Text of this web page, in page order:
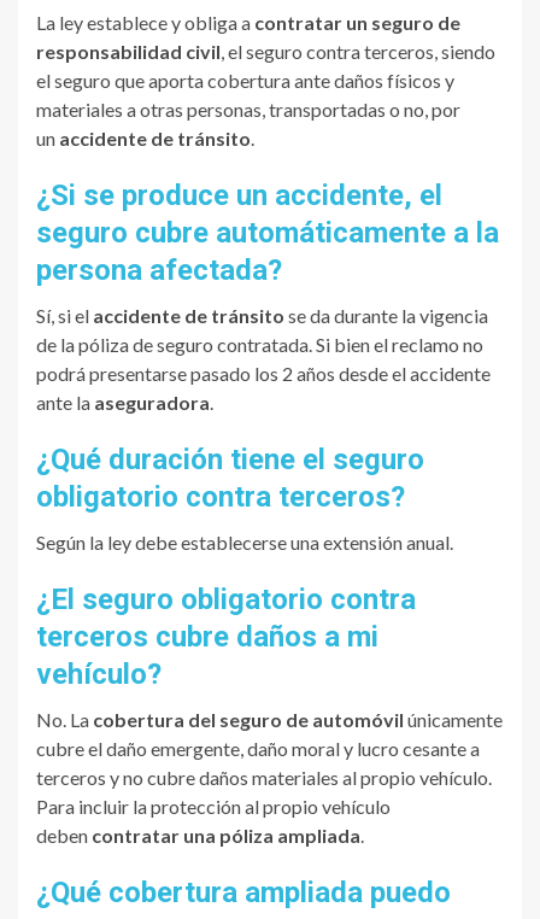
La ley establece y obliga a contratar un seguro de
responsabilidad civil, el seguro contra terceros, siendo
el seguro que aporta cobertura ante daños físicos y
materiales a otras personas, transportadas o no, por
un accidente de tránsito.
¿Si se produce un accidente, el
seguro cubre automáticamente a la
persona afectada?
Sí, si el accidente de tránsito se da durante la vigencia
de la póliza de seguro contratada. Si bien el reclamo no
podrá presentarse pasado los 2 años desde el accidente
ante la aseguradora.
¿Qué duración tiene el seguro
obligatorio contra terceros?
Según la ley debe establecerse una extensión anual.
¿El seguro obligatorio contra
terceros cubre daños a mi
vehículo?
No. La cobertura del seguro de automóvil únicamente
cubre el daño emergente, daño moral y lucro cesante a
terceros y no cubre daños materiales al propio vehículo.
Para incluir la protección al propio vehículo
deben contratar una póliza ampliada.
¿Qué cobertura ampliada puedo